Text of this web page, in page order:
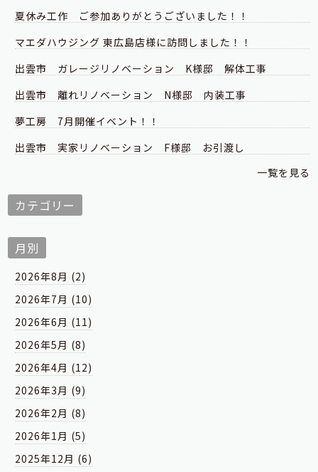
夏休み工作 ご参加ありがとうございました！！
マエダハウジング 東広島店様に訪問しました！！
出雲市 ガレージリノベーション K様邸 解体工事
出雲市 離れリノベーション N様邸 内装工事
夢工房 7月開催イベント！！
出雲市 実家リノベーション F様邸 お引渡し
一覧を見る
カテゴリー
月別
2026年8月 (2)
2026年7月 (10)
2026年6月 (11)
2026年5月 (8)
2026年4月 (12)
2026年3月 (9)
2026年2月 (8)
2026年1月 (5)
2025年12月 (6)